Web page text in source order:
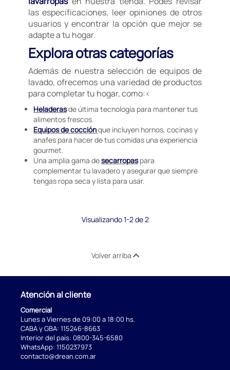
las especificaciones, leer opiniones de otros
usuarios y encontrar la opción que mejor se
adapte a tu hogar.
Explora otras categorías
Además de nuestra selección de equipos de
lavado, ofrecemos una variedad de productos
para completar tu hogar, como:<
Heladerasde última tecnología para mantener tus
alimentos frescos.
Equipos de cocciónque incluyen hornos, cocinas y
anafes para hacer de tus comidas una experiencia
gourmet.
Una amplia gama desecarropaspara
complementar tu lavadero y asegurar que siempre
tengas ropa seca y lista para usar.
Visualizando 1-2 de 2
Volver arriba
Atención al cliente
Comercial
Lunes a Viernes de 09:00 a 18:00 hs.
CABA y GBA: 115246-8663
Interior del país: 0800-345-6580
WhatsApp: 1150237973
contacto@drean.com.ar